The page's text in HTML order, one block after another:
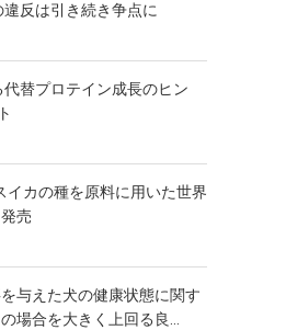
違反は引き続き争点に
代替プロテイン成長のヒン
イカの種を原料に用いた世界
売
与えた犬の健康状態に関す
場合を大きく上回る良...